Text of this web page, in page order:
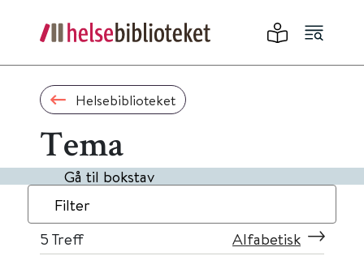
Helsebiblioteket
Tema
Gå til bokstav
Filter
5 Treff Alfabetisk